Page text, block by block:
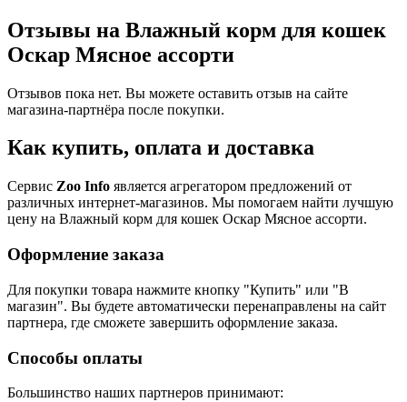
Отзывы на Влажный корм для кошек
Оскар Мясное ассорти
Отзывов пока нет. Вы можете оставить отзыв на сайте
магазина-партнёра после покупки.
Как купить, оплата и доставка
Сервис Zoo Info является агрегатором предложений от
различных интернет-магазинов. Мы помогаем найти лучшую
цену на Влажный корм для кошек Оскар Мясное ассорти.
Оформление заказа
Для покупки товара нажмите кнопку "Купить" или "В
магазин". Вы будете автоматически перенаправлены на сайт
партнера, где сможете завершить оформление заказа.
Способы оплаты
Большинство наших партнеров принимают: